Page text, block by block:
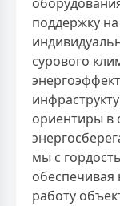
поддержку на
сурового
ориентиры в
мы с
работу